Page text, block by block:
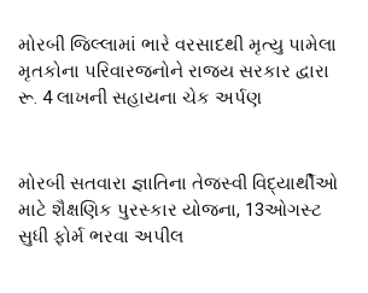
મોરબી જિલ્લામાં ભારે વરસાદથી મૃત્યુ પામેલા
મૃતકોના પરિવારજનોને રાજ્ય સરકાર દ્વારા
રૂ. 4 લાખની સહાયના ચેક અર્પણ
મોરબી સતવારા જ્ઞાતિના તેજસ્વી વિદ્યાર્થીઓ
માટે શૈક્ષણિક પુરસ્કાર યોજના, 13ઓગસ્ટ
સુધી ફોર્મ ભરવા અપીલ